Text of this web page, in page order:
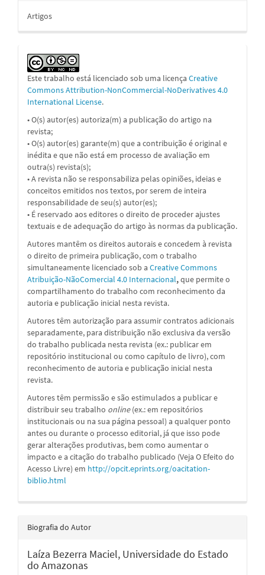
Artigos
Este trabalho está licenciado sob uma licença Creative
Commons Attribution-NonCommercial-NoDerivatives 4.0
International License.
• O(s) autor(es) autoriza(m) a publicação do artigo na
revista;
• O(s) autor(es) garante(m) que a contribuição é original e
inédita e que não está em processo de avaliação em
outra(s) revista(s);
• A revista não se responsabiliza pelas opiniões, ideias e
conceitos emitidos nos textos, por serem de inteira
responsabilidade de seu(s) autor(es);
• É reservado aos editores o direito de proceder ajustes
textuais e de adequação do artigo às normas da publicação.
Autores mantêm os direitos autorais e concedem à revista
o direito de primeira publicação, com o trabalho
simultaneamente licenciado sob a Creative Commons
Atribuição-NãoComercial 4.0 Internacional,que permite o
compartilhamento do trabalho com reconhecimento da
autoria e publicação inicial nesta revista.
Autores têm autorização para assumir contratos adicionais
separadamente, para distribuição não exclusiva da versão
do trabalho publicada nesta revista (ex.: publicar em
repositório institucional ou como capítulo de livro), com
reconhecimento de autoria e publicação inicial nesta
revista.
Autores têm permissão e são estimulados a publicar e
distribuir seu trabalho online(ex.: em repositórios
institucionais ou na sua página pessoal) a qualquer ponto
antes ou durante o processo editorial, já que isso pode
gerar alterações produtivas, bem como aumentar o
impacto e a citação do trabalho publicado (Veja O Efeito do
Acesso Livre) em http://opcit.eprints.org/oacitation-
biblio.html
Biografia do Autor
Laíza Bezerra Maciel, Universidade do Estado
do Amazonas